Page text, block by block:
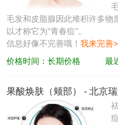
毛发和皮脂腺因此堆积许多物
以才称它为"青春痘"。
信息好像不完善哦！我来完善
价格时间：长期价格
最
果酸焕肤（颊部） -北京